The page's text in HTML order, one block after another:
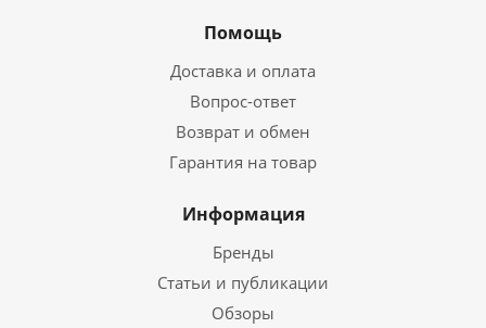
Помощь
Доставка и оплата
Вопрос-ответ
Возврат и обмен
Гарантия на товар
Информация
Бренды
Статьи и публикации
Обзоры